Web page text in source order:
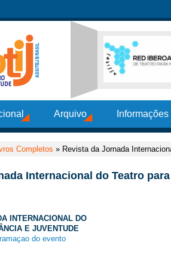
Arquivo
Completos » Revista da Jornada
Internacional do Teatro
INTERNACIONAL DO
E JUVENTUDE
do evento